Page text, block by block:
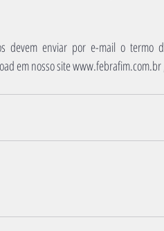
devem enviar por e-mail o termo
em nosso site